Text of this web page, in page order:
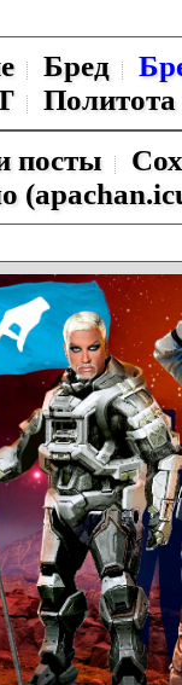
Бред
Политота
посты